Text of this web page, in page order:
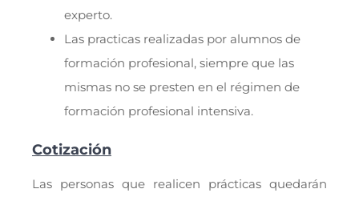
experto.
Las practicas realizadas por alumnos de
formación profesional, siempre que las
mismas no se presten en el régimen de
formación profesional intensiva.
Cotización
Las personas que realicen prácticas quedarán